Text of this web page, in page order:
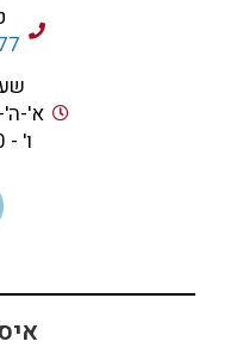
א'-ה'- 10:00-19:00
ו' - 10:00-14:00